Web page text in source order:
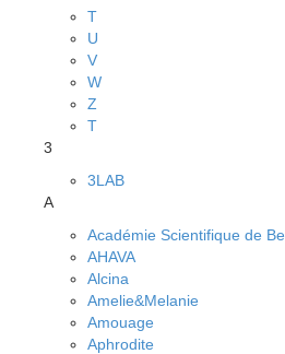
T
U
V
W
Z
Т
3
3LAB
A
Académie Scientifique de Be
AHAVA
Alcina
Amelie&Melanie
Amouage
Aphrodite